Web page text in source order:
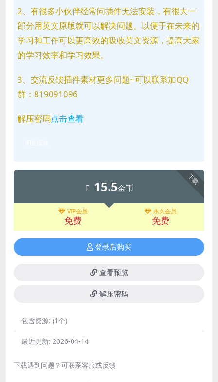
2、有很多小伙伴经常问插件无法安装，有很大一
部分用英文原版就可以解决问题。以便于在未来的
学习和工作可以更高效的吸收英文资源，提高大家
的学习效率和学习效果。
3、交流反馈插件素材更多问题~可以联系加QQ
群：819091096
解压密码点击查看
下载
15.5金币
VIP会员
免费
永久会员
免费
登录后购买
查看预览
解压密码
包含资源: (1个)
最近更新: 2026-04-14
下载遇到问题？可联系客服或反馈